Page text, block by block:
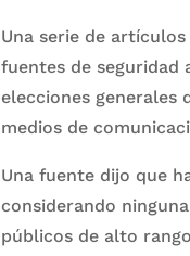
Una serie de artículos
fuentes de seguridad
elecciones generales
medios de
Una fuente dijo que
considerando
públicos de alto